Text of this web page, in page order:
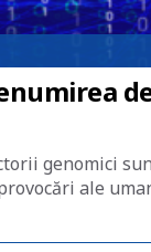
genomici
ale